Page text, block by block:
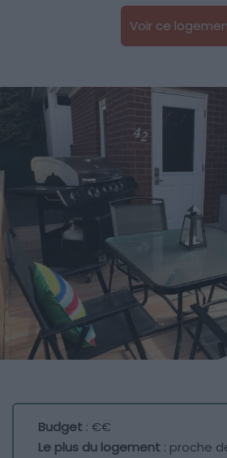
Voir ce
Budget : €€
Le plus du logement : proche